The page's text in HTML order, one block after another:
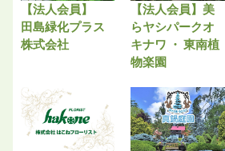
【法人会員】
田島緑化プラス
株式会社
【法人会員】美
らヤシパークオ
キナワ ・ 東南植
物楽園